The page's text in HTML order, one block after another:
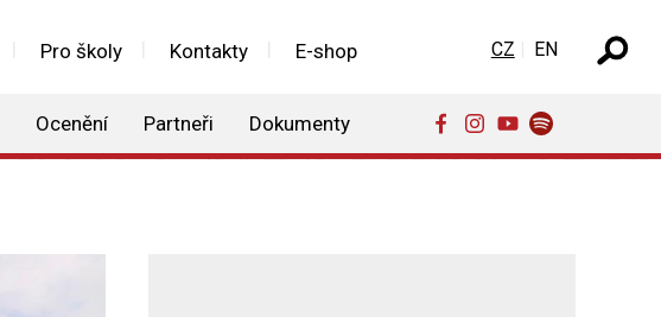
Pro školy Kontakty E-shop
Ocenění Partneři Dokumenty
Zvolte jazyk
CZ EN